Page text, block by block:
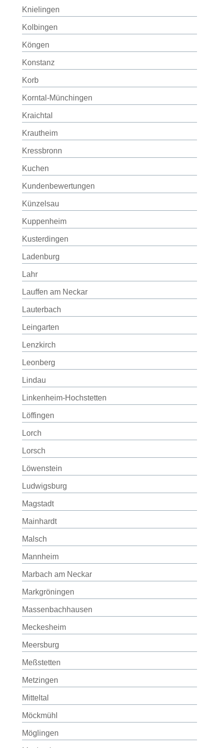
Knielingen
Kolbingen
Köngen
Konstanz
Korb
Korntal-Münchingen
Kraichtal
Krautheim
Kressbronn
Kuchen
Kundenbewertungen
Künzelsau
Kuppenheim
Kusterdingen
Ladenburg
Lahr
Lauffen am Neckar
Lauterbach
Leingarten
Lenzkirch
Leonberg
Lindau
Linkenheim-Hochstetten
Löffingen
Lorch
Lorsch
Löwenstein
Ludwigsburg
Magstadt
Mainhardt
Malsch
Mannheim
Marbach am Neckar
Markgröningen
Massenbachhausen
Meckesheim
Meersburg
Meßstetten
Metzingen
Mitteltal
Möckmühl
Möglingen